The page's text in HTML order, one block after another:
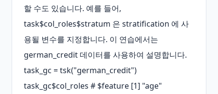
할 수도 있습니다. 예를 들어,
task$col_roles$stratum 은 stratification 에 사
용될 변수를 지정합니다. 이 연습에서는
german_credit 데이터를 사용하여 설명합니다.
task_gc = tsk("german_credit")
task_gc$col_roles # $feature [1] "age"